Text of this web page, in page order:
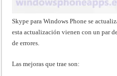
Skype para Windows Phone se
esta actualización vienen con un par
de errores.
Las mejoras que trae son: